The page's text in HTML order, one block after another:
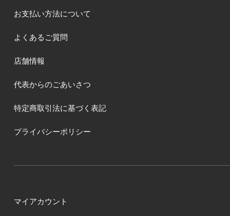
お支払い方法について
よくあるご質問
店舗情報
代表からのごあいさつ
特定商取引法に基づく表記
プライバシーポリシー
マイアカウント